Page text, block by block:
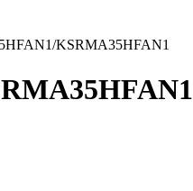
KSRMA35HFAN1